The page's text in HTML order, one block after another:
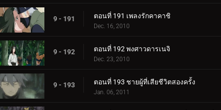
9 - 191 ตอนที่ 191 เพลงรักคาคาชิ
Dec. 16, 2010
9 - 192 ตอนที่ 192 พงศาวดารเนจิ
Dec. 23, 2010
9 - 193 ตอนที่ 193 ชายผู้ที่เสียชีวิตสองครั้ง
Jan. 06, 2011